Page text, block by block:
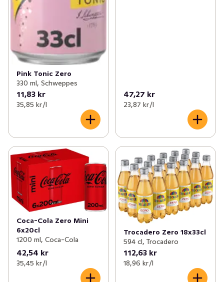
Pink Tonic Zero
330 ml, Schweppes
11,83 kr
35,85 kr /l
47,27 kr
23,87 kr /l
Coca-Cola Zero Mini
6x20cl
1200 ml, Coca-Cola
42,54 kr
35,45 kr /l
Trocadero Zero 18x33cl
594 cl, Trocadero
112,63 kr
18,96 kr /l